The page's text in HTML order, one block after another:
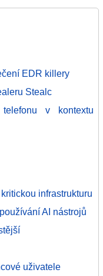
EDR killery
Stealc
v kontextu
infrastrukturu
AI nástrojů
uživatele